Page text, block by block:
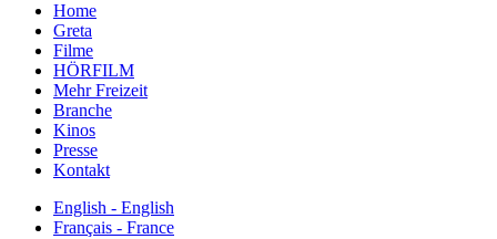
Home
Greta
Filme
HÖRFILM
Mehr Freizeit
Branche
Kinos
Presse
Kontakt
English - English
Français - France